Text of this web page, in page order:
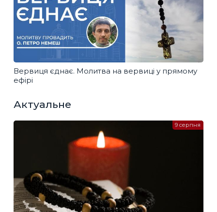
Вервиця єднає. Молитва на вервиці у прямому
ефірі
Актуальне
9 серпня